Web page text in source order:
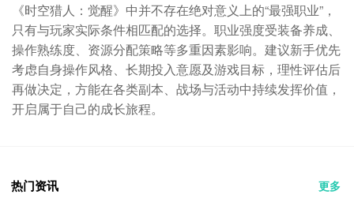
《时空猎人：觉醒》中并不存在绝对意义上的“最强职业”，
只有与玩家实际条件相匹配的选择。职业强度受装备养成、
操作熟练度、资源分配策略等多重因素影响。建议新手优先
考虑自身操作风格、长期投入意愿及游戏目标，理性评估后
再做决定，方能在各类副本、战场与活动中持续发挥价值，
开启属于自己的成长旅程。
热门资讯 更多